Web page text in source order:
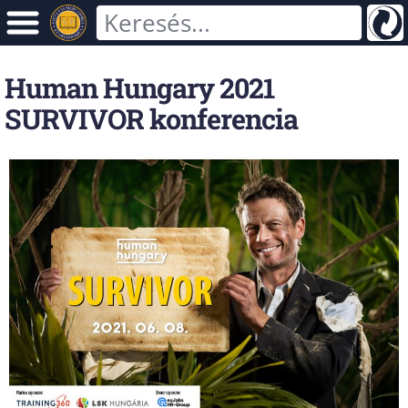
Human Hungary 2021
SURVIVOR konferencia